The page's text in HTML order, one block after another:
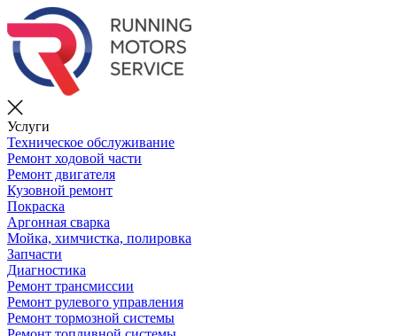
Услуги
Техническое обслуживание
Ремонт ходовой части
Ремонт двигателя
Кузовной ремонт
Покраска
Аргонная сварка
Мойка, химчистка, полировка
Запчасти
Диагностика
Ремонт трансмиссии
Ремонт рулевого управления
Ремонт тормозной системы